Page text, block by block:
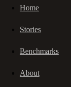
Home
Stories
Benchmarks
About